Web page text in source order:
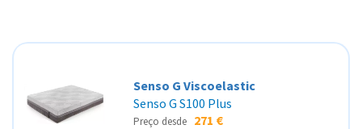
Senso G Viscoelastic
Senso G S100 Plus
Preço desde 271 €